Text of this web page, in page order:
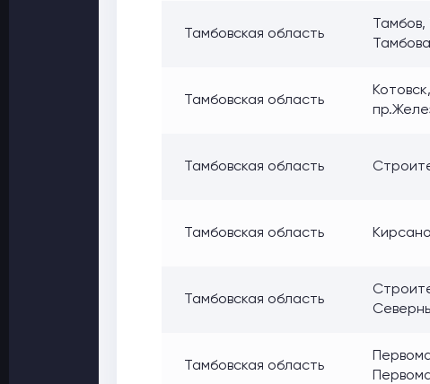
Тамбовская область
Тамбовская область
Тамбовская область
Тамбовская область
Тамбовская область
Тамбовская область